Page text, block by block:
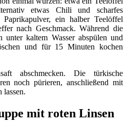
etwas Chili und scharfes
ein halber Teelöffel
nach Geschmack. Während die
kaltem Wasser abspülen und
und für 15 Minuten kochen
abschmecken. Die türkische
noch pürieren, anschließend mit
lassen.
mit roten Linsen